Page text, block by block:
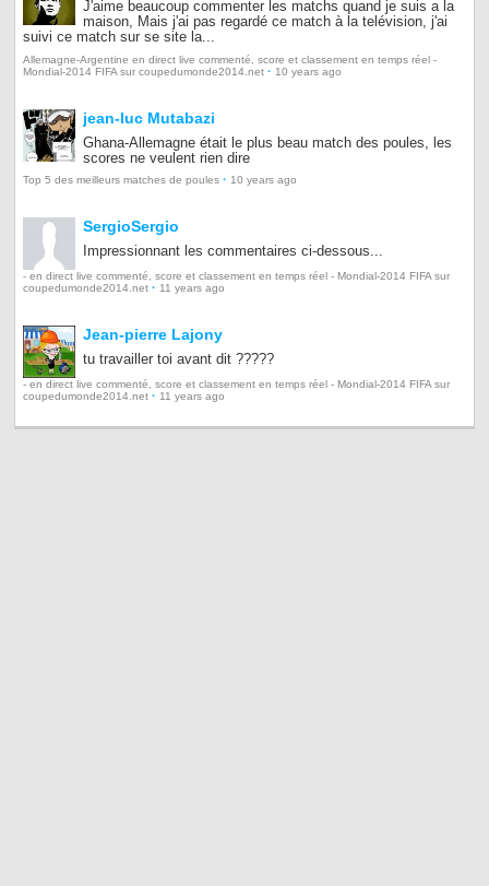
J'aime beaucoup commenter les matchs quand je suis a la
maison, Mais j'ai pas regardé ce match à la telévision, j'ai
suivi ce match sur se site la...
Allemagne-Argentine en direct live commenté, score et classement en temps réel -
Mondial-2014 FIFA sur coupedumonde2014.net · 10 years ago
jean-luc Mutabazi
Ghana-Allemagne était le plus beau match des poules, les
scores ne veulent rien dire
Top 5 des meilleurs matches de poules · 10 years ago
SergioSergio
Impressionnant les commentaires ci-dessous...
- en direct live commenté, score et classement en temps réel - Mondial-2014 FIFA sur
coupedumonde2014.net · 11 years ago
Jean-pierre Lajony
tu travailler toi avant dit ?????
- en direct live commenté, score et classement en temps réel - Mondial-2014 FIFA sur
coupedumonde2014.net · 11 years ago